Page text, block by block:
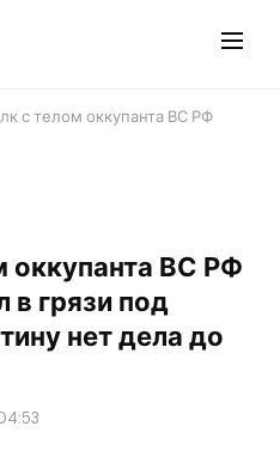
с телом оккупанта ВС РФ
оккупанта ВС РФ
в грязи под
нет дела до